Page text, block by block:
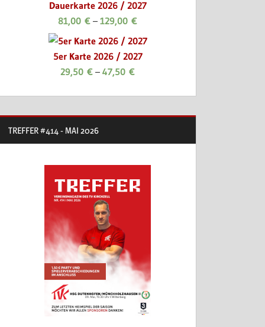
Dauerkarte 2026 / 2027
81,00€ –129,00€
5er Karte 2026 / 2027
29,50€ –47,50€
TREFFER #414 - MAI 2026